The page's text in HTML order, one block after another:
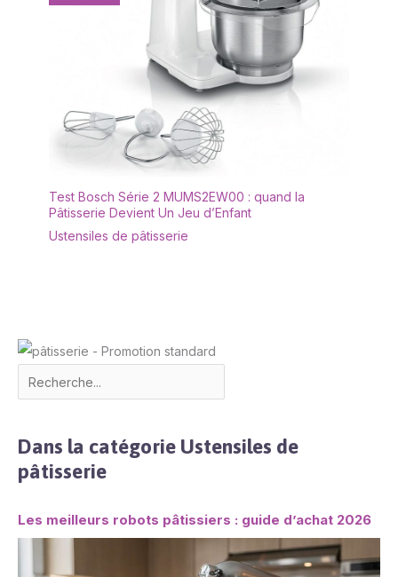
Test Bosch Série 2 MUMS2EW00 : quand la
Pâtisserie Devient Un Jeu d’Enfant
Ustensiles de pâtisserie
Dans la catégorie Ustensiles de
pâtisserie
Les meilleurs robots pâtissiers : guide d’achat 2026